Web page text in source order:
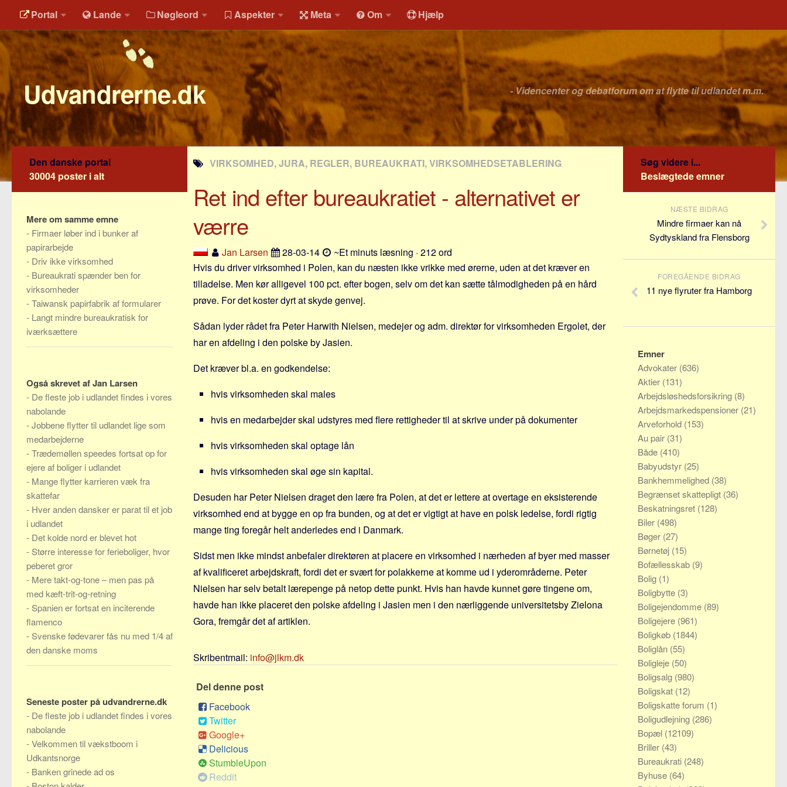
Portal Lande Nøgleord Aspekter Meta Om Hjælp
Udvandrerne.dk - Videncenter og debatforum om at flytte til udlandet m.m.
VIRKSOMHED, JURA, REGLER, BUREAUKRATI, VIRKSOMHEDSETABLERING
Ret ind efter bureaukratiet - alternativet er
værre
Jan Larsen 28-03-14
~Et minuts læsning · 212 ord
Hvis du driver virksomhed i Polen, kan du næsten ikke vrikke med ørerne, uden at det kræver en
tilladelse. Men kør alligevel 100 pct. efter bogen, selv om det kan sætte tålmodigheden på en hård
prøve. For det koster dyrt at skyde genvej.
Sådan lyder rådet fra Peter Harwith Nielsen, medejer og adm. direktør for virksomheden Ergolet, der
har en afdeling i den polske by Jasien.
Det kræver bl.a. en godkendelse:
hvis virksomheden skal males
hvis en medarbejder skal udstyres med flere rettigheder til at skrive under på dokumenter
hvis virksomheden skal optage lån
hvis virksomheden skal øge sin kapital.
Desuden har Peter Nielsen draget den lære fra Polen, at det er lettere at overtage en eksisterende
virksomhed end at bygge en op fra bunden, og at det er vigtigt at have en polsk ledelse, fordi rigtig
mange ting foregår helt anderledes end i Danmark.
Sidst men ikke mindst anbefaler direktøren at placere en virksomhed i nærheden af byer med masser
af kvalificeret arbejdskraft, fordi det er svært for polakkerne at komme ud i yderområderne. Peter
Nielsen har selv betalt lærepenge på netop dette punkt. Hvis han havde kunnet gøre tingene om,
havde han ikke placeret den polske afdeling i Jasien men i den nærliggende universitetsby Zielona
Gora, fremgår det af artiklen.
Skribentmail: info@jlkm.dk
Del denne post
Facebook
Twitter
Google+
Delicious
StumbleUpon
Reddit
Den danske portal
30004 poster i alt
Mere om samme emne
- Firmaer løber ind i bunker af
papirarbejde
- Driv ikke virksomhed
- Bureaukrati spænder ben for
virksomheder
-Taiwansk papirfabrik af formularer
- Langt mindre bureaukratisk for
iværksættere
Også skrevet af Jan Larsen
- De fleste job i udlandet findes i vores
nabolande
-Jobbene flytter til udlandet lige som
medarbejderne
-Trædemøllen speedes fortsat op for
ejere af boliger i udlandet
- Mange flytter karrieren væk fra
skattefar
- Hver anden dansker er parat til et job
i udlandet
- Det kolde nord er blevet hot
- Større interesse for ferieboliger, hvor
peberet gror
- Mere takt-og-tone – men pas på
med kæft-trit-og-retning
- Spanien er fortsat en inciterende
flamenco
- Svenske fødevarer fås nu med 1/4 af
den danske moms
Seneste poster på udvandrerne.dk
- De fleste job i udlandet findes i vores
nabolande
-Velkommen til vækstboom i
Udkantsnorge
- Banken grinede ad os
Søg videre i...
Beslægtede emner
NÆSTE BIDRAG
Mindre firmaer kan nå
Sydtyskland fra Flensborg
FOREGÅENDE BIDRAG
11 nye flyruter fra Hamborg
Emner
Advokater (636)
Aktier (131)
Arbejdsløshedsforsikring (8)
Arbejdsmarkedspensioner (21)
Arveforhold (153)
Au pair (31)
Både (410)
Babyudstyr (25)
Bankhemmelighed (38)
Begrænset skattepligt (36)
Beskatningsret (128)
Biler (498)
Bøger (27)
Børnetøj (15)
Bofællesskab (9)
Bolig (1)
Boligbytte (3)
Boligejendomme (89)
Boligejere (961)
Boligkøb (1844)
Boliglån (55)
Boligleje (50)
Boligsalg (980)
Boligskat (12)
Boligskatte forum (1)
Boligudlejning (286)
Bopæl (12109)
Briller (43)
Bureaukrati (248)
Byhuse (64)